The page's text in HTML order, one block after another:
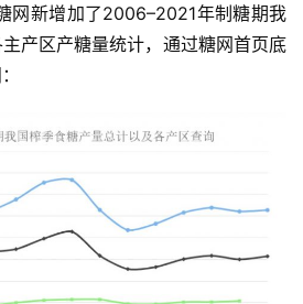
网新增加了2006–2021年制糖期我
产区产糖量统计，通过糖网首页底